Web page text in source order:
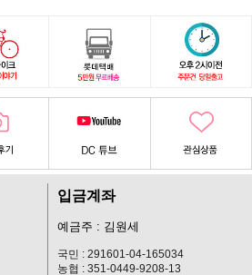
입금계좌
예금주 : 김원세
국민 : 291601-04-165034
농협 : 351-0449-9208-13